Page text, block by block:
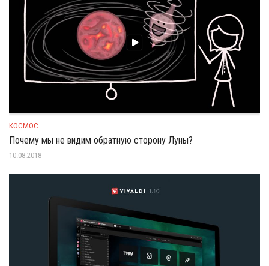
КОСМОС
Почему мы не видим обратную сторону Луны?
10.08.2018